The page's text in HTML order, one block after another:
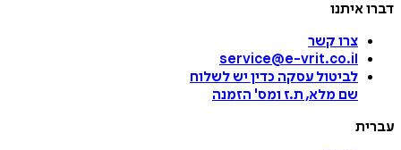
דברו איתנו
צרו קשר
service@e-vrit.co.il
לביטול עסקה כדין יש לשלוח
שם מלא, ת.ז ומס' הזמנה
עברית